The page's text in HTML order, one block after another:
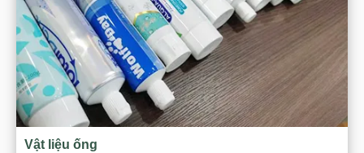
Vật liệu ống